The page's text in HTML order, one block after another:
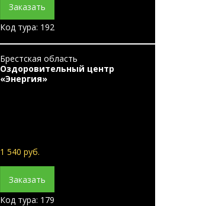
Заказать
Код тура: 192
Брестская область
Оздоровительный центр
«Энергия»
1 540 руб.
Заказать
Код тура: 179